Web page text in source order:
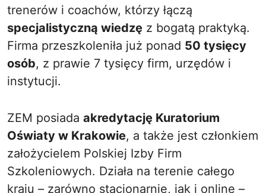
trenerów i coachów, którzy łączą
specjalistyczną wiedzę z bogatą praktyką.
Firma przeszkoleniła już ponad 50 tysięcy
osób, z prawie 7 tysięcy firm, urzędów i
instytucji.
ZEM posiada akredytację Kuratorium
Oświaty w Krakowie, a także jest członkiem
założycielem Polskiej Izby Firm
Szkoleniowych. Działa na terenie całego
kraju – zarówno stacjonarnie, jak i online –